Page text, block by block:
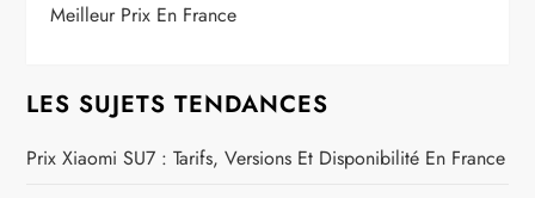
Meilleur Prix En France
LES SUJETS TENDANCES
Prix Xiaomi SU7 : Tarifs, Versions Et Disponibilité En France